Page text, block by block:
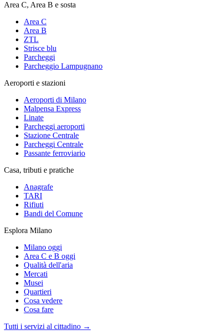
Area C, Area B e sosta
Area C
Area B
ZTL
Strisce blu
Parcheggi
Parcheggio Lampugnano
Aeroporti e stazioni
Aeroporti di Milano
Malpensa Express
Linate
Parcheggi aeroporti
Stazione Centrale
Parcheggi Centrale
Passante ferroviario
Casa, tributi e pratiche
Anagrafe
TARI
Rifiuti
Bandi del Comune
Esplora Milano
Milano oggi
Area C e B oggi
Qualità dell'aria
Mercati
Musei
Quartieri
Cosa vedere
Cosa fare
Tutti i servizi al cittadino →